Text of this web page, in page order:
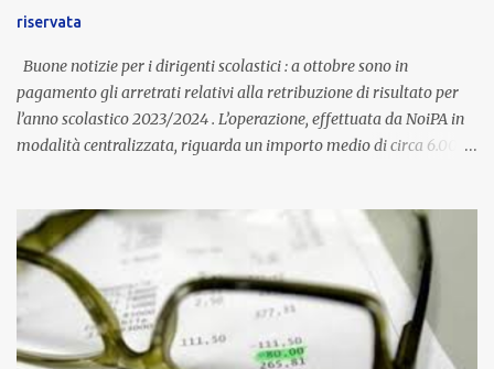
dall’autonomia locale. Non è un bonus temporaneo né un
compenso accessorio, ma una voce strutturale di retribuzione,
aggiornata periodicamente in base al cost...
riservata
Buone notizie per i dirigenti scolastici : a ottobre sono in
pagamento gli arretrati relativi alla retribuzione di risultato per
l’anno scolastico 2023/2024 . L’operazione, effettuata da NoiPA in
modalità centralizzata, riguarda un importo medio di circa 6.000
ordinaria di ottobre . Cos’è la retribuzione di risultato La
retribuzione di risultato rappresenta la parte variabile dello
stipendio dei dirigenti scolastici. Viene corrisposta per valorizzare
la qualità dell’attività svolta, la gestione delle risorse e il
raggiungimento degli obiettivi fissati dal Ministero dell’Istruzione
e del Merito (MIM) . Per l’anno scolastico 2023/2024, il MIM ha